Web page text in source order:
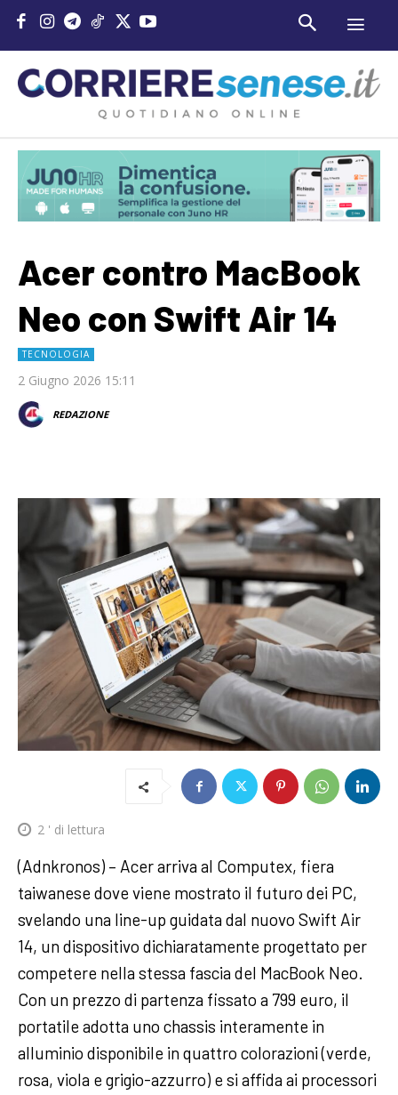
Acer contro MacBook
Neo con Swift Air 14
TECNOLOGIA
2 Giugno 2026 15:11
REDAZIONE
2 ' di lettura
(Adnkronos) – Acer arriva al Computex, fiera
taiwanese dove viene mostrato il futuro dei PC,
svelando una line-up guidata dal nuovo Swift Air
14, un dispositivo dichiaratamente progettato per
competere nella stessa fascia del MacBook Neo.
Con un prezzo di partenza fissato a 799 euro, il
portatile adotta uno chassis interamente in
alluminio disponibile in quattro colorazioni (verde,
rosa, viola e grigio-azzurro) e si affida ai processori